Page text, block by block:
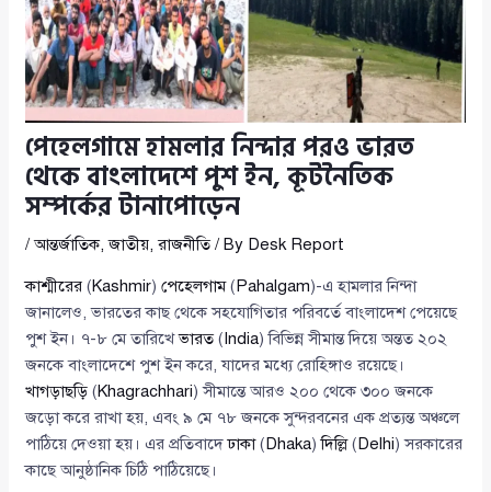
পেহেলগামে হামলার নিন্দার পরও ভারত
থেকে বাংলাদেশে পুশ ইন, কূটনৈতিক
সম্পর্কের টানাপোড়েন
/আন্তর্জাতিক,জাতীয়,রাজনীতি/ By Desk Report
কাশ্মীরের (Kashmir)পেহেলগাম( Pahalgam)-এ হামলার নিন্দা
জানালেও, ভারতের কাছ থেকে সহযোগিতার পরিবর্তে বাংলাদেশ পেয়েছে
পুশ ইন। ৭-৮ মে তারিখেভারত( India) বিভিন্ন সীমান্ত দিয়ে অন্তত ২০২
জনকে বাংলাদেশে পুশ ইন করে, যাদের মধ্যে রোহিঙ্গাও রয়েছে।
খাগড়াছড়ি (Khagrachhari) সীমান্তে আরও ২০০ থেকে ৩০০ জনকে
জড়ো করে রাখা হয়, এবং ৯ মে ৭৮ জনকে সুন্দরবনের এক প্রত্যন্ত অঞ্চলে
পাঠিয়ে দেওয়া হয়। এর প্রতিবাদেঢাকা( Dhaka)দিল্লি( Delhi) সরকারের
কাছে আনুষ্ঠানিক চিঠি পাঠিয়েছে।